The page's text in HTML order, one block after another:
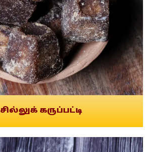
சில்லுக் கருப்பட்டி